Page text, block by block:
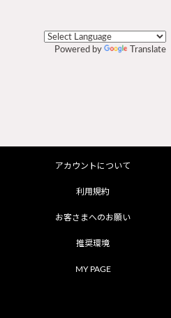
Powered by Translate
アカウントについて
利用規約
お客さまへのお願い
推奨環境
MY PAGE